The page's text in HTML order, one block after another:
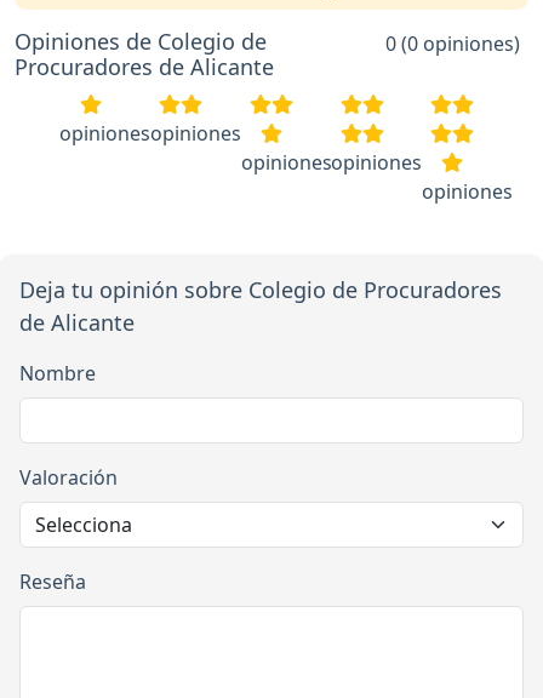
Opiniones de Colegio de
Procuradores de Alicante
0 (0 opiniones)
opinionesopiniones
opinionesopiniones
opiniones
Deja tu opinión sobre Colegio de Procuradores
de Alicante
Nombre
Valoración
Reseña